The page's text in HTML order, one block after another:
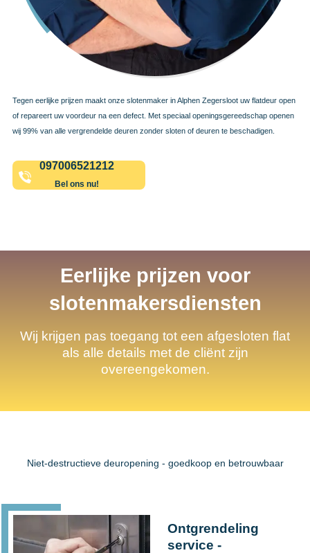
Tegen eerlijke prijzen maakt onze slotenmaker in Alphen Zegersloot uw flatdeur open
of repareert uw voordeur na een defect. Met speciaal openingsgereedschap openen
wij 99% van alle vergrendelde deuren zonder sloten of deuren te beschadigen.
097006521212
Bel ons nu!
Eerlijke prijzen voor
slotenmakersdiensten
Wij krijgen pas toegang tot een afgesloten flat
als alle details met de cliënt zijn
overeengekomen.
Niet-destructieve deuropening - goedkoop en betrouwbaar
Ontgrendeling
service -